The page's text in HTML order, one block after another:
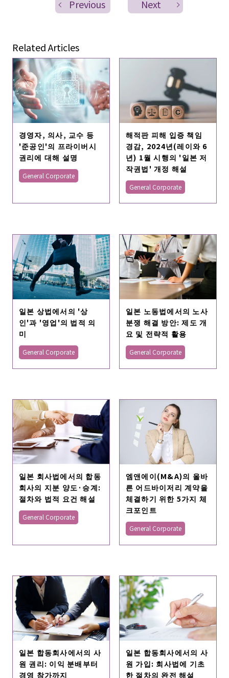
Previous Next
Related Articles
경영자, 의사, 교수 등
'준공인'의 프라이버시
권리에 대해 설명
General Corporate
해적판 피해 입증 책임
경감, 2024년(레이와 6
년) 1월 시행의 '일본 저
작권법' 개정 해설
General Corporate
일본 상법에서의 '상
인'과 '영업'의 법적 의
미
General Corporate
일본 노동법에서의 노사
분쟁 해결 방안: 제도 개
요 및 전략적 활용
General Corporate
일본 회사법에서의 합동
회사의 지분 양도·승계:
절차와 법적 요건 해설
General Corporate
엠앤에이(M&A)의 올바
른 어드바이저리 계약을
체결하기 위한 5가지 체
크포인트
General Corporate
일본 합동회사에서의 사
원 권리: 이익 분배부터
경영 참가까지
일본 합동회사에서의 사
원 가입: 회사법에 기초
한 절차의 완전 해설